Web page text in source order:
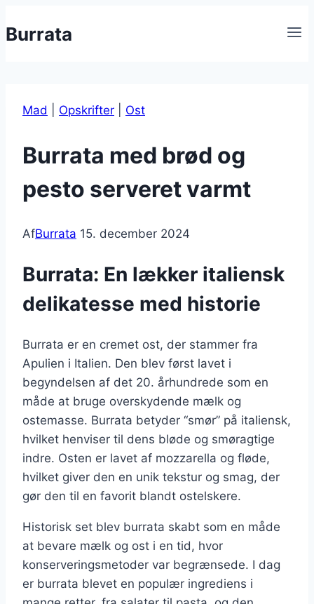
til
Burrata
Mad Opskrifter Ost
Burrata med brød og
pesto serveret varmt
AfBurrata 15. december 2024
Burrata: En lækker italiensk
delikatesse med historie
Burrata er en cremet ost, der stammer fra
Apulien i Italien. Den blev først lavet i
begyndelsen af det 20. århundrede som en
måde at bruge overskydende mælk og
ostemasse. Burrata betyder “smør” på italiensk,
hvilket henviser til dens bløde og smøragtige
indre. Osten er lavet af mozzarella og fløde,
hvilket giver den en unik tekstur og smag, der
gør den til en favorit blandt ostelskere.
Historisk set blev burrata skabt som en måde
at bevare mælk og ost i en tid, hvor
konserveringsmetoder var begrænsede. I dag
er burrata blevet en populær ingrediens i